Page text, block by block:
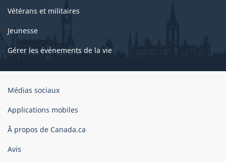
Vétérans et militaires
Jeunesse
Gérer les événements de la vie
Organisation
gouvernement
Canada
Médias sociaux
Applications mobiles
Ã propos de Canada.ca
Avis